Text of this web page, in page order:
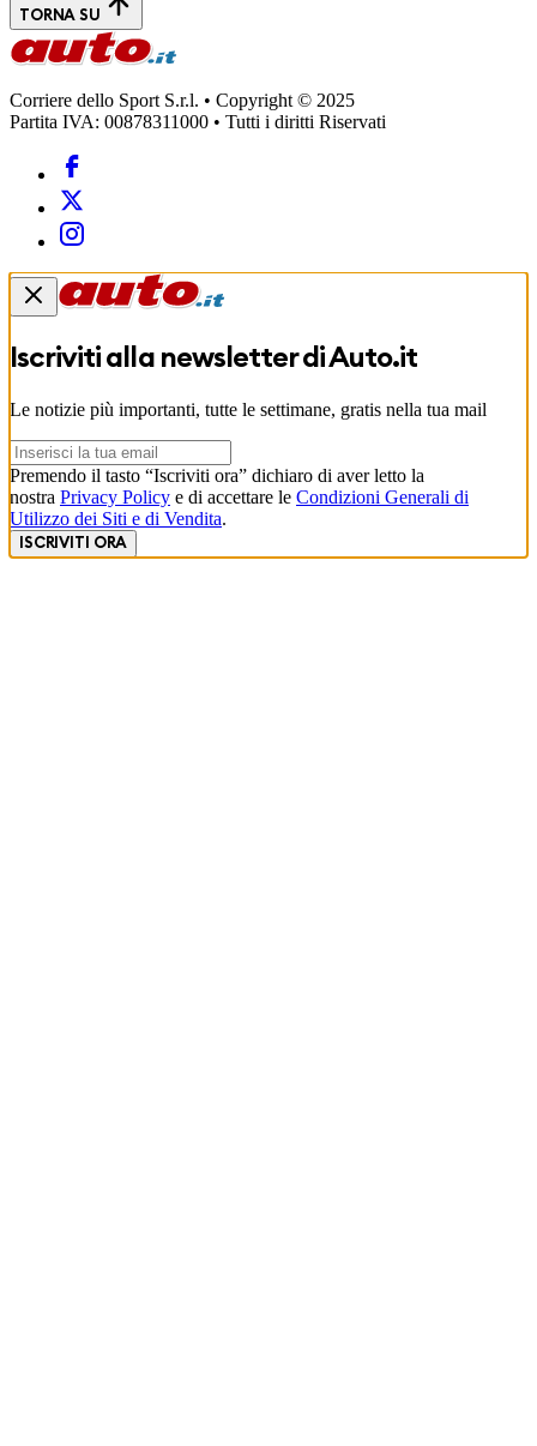
TORNA SU
Corriere dello Sport S.r.l. • Copyright © 2025
Partita IVA: 00878311000 • Tutti i diritti Riservati
Iscriviti alla newsletter diAuto.it
Le notizie più importanti, tutte le settimane, gratis nella tua mail
Premendo il tasto “Iscriviti ora” dichiaro di aver letto la
nostra Privacy Policy e di accettare le Condizioni Generali di
Utilizzo dei Siti e di Vendita.
ISCRIVITI ORA